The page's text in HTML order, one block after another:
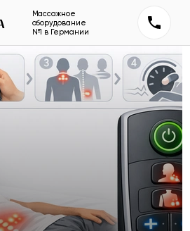
Массажное
оборудование
№1 в Германии